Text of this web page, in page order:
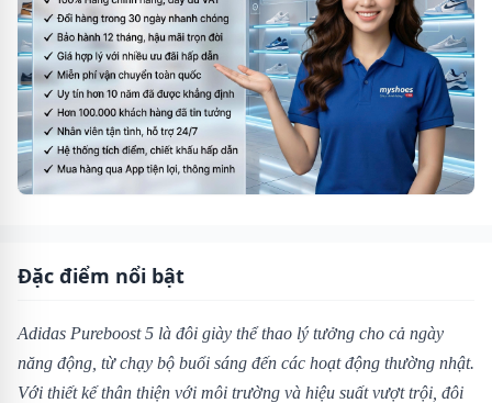
Đặc điểm nổi bật
Adidas Pureboost 5 là đôi giày thể thao lý tưởng cho cả ngày
năng động, từ chạy bộ buổi sáng đến các hoạt động thường nhật.
Với thiết kế thân thiện với môi trường và hiệu suất vượt trội, đôi